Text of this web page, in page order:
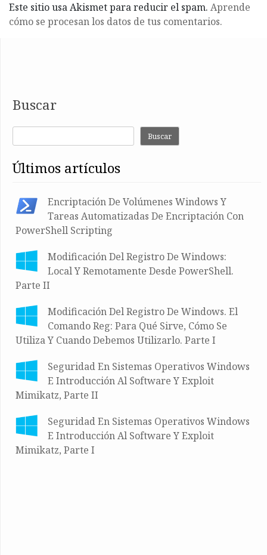
Este sitio usa Akismet para reducir el spam. Aprende
cómo se procesan los datos de tus comentarios.
Buscar
Buscar
últimos artículos
Encriptación De Volúmenes Windows Y
Tareas Automatizadas De Encriptación Con
PowerShell Scripting
Modificación Del Registro De Windows:
Local Y Remotamente Desde PowerShell.
Parte II
Modificación Del Registro De Windows. El
Comando Reg: Para Qué Sirve, Cómo Se
Utiliza Y Cuando Debemos Utilizarlo. Parte I
Seguridad En Sistemas Operativos Windows
E Introducción Al Software Y Exploit
Mimikatz, Parte II
Seguridad En Sistemas Operativos Windows
E Introducción Al Software Y Exploit
Mimikatz, Parte I